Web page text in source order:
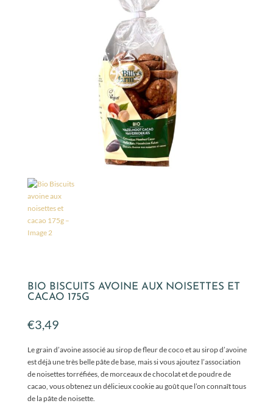
BIO BISCUITS AVOINE AUX NOISETTES ET
CACAO 175G
€3,49
Le grain d’avoine associé au sirop de fleur de coco et au sirop d’avoine
est déjà une très belle pâte de base, mais si vous ajoutez l’association
de noisettes torréfiées, de morceaux de chocolat et de poudre de
cacao, vous obtenez un délicieux cookie au goût que l’on connaît tous
de la pâte de noisette.